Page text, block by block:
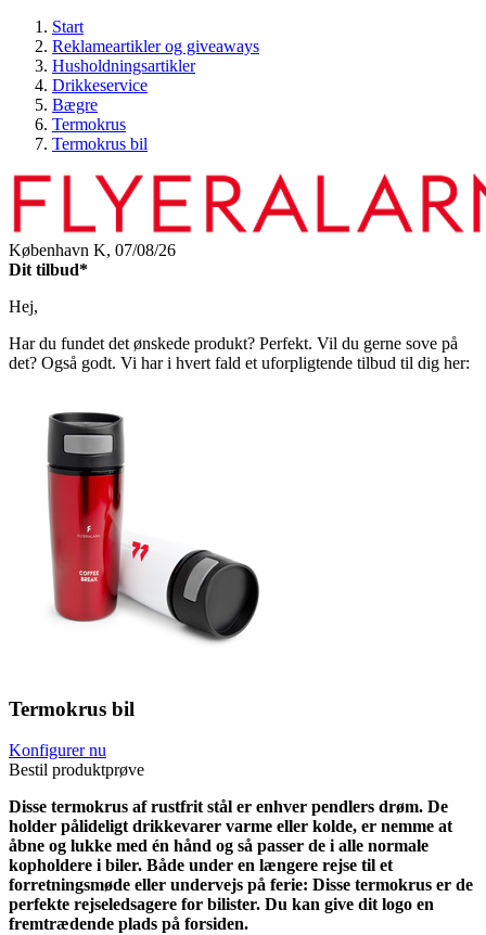
Start
Reklameartikler og giveaways
Husholdningsartikler
Drikkeservice
Bægre
Termokrus
Termokrus bil
København K, 07/08/26
Dit tilbud*
Hej,
Har du fundet det ønskede produkt? Perfekt. Vil du gerne sove på
det? Også godt. Vi har i hvert fald et uforpligtende tilbud til dig her:
Termokrus bil
Konfigurer nu
Bestil produktprøve
Disse termokrus af rustfrit stål er enhver pendlers drøm. De
holder pålideligt drikkevarer varme eller kolde, er nemme at
åbne og lukke med én hånd og så passer de i alle normale
kopholdere i biler. Både under en længere rejse til et
forretningsmøde eller undervejs på ferie: Disse termokrus er de
perfekte rejseledsagere for bilister. Du kan give dit logo en
fremtrædende plads på forsiden.